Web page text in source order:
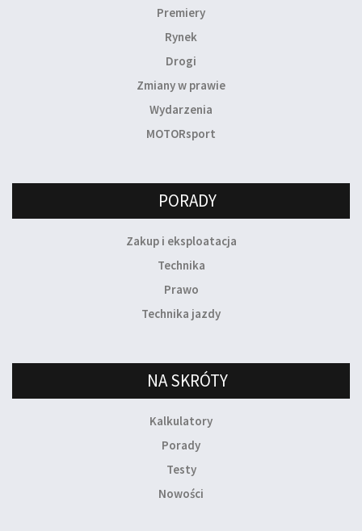
Premiery
Rynek
Drogi
Zmiany w prawie
Wydarzenia
MOTORsport
PORADY
Zakup i eksploatacja
Technika
Prawo
Technika jazdy
NA SKRÓTY
Kalkulatory
Porady
Testy
Nowości